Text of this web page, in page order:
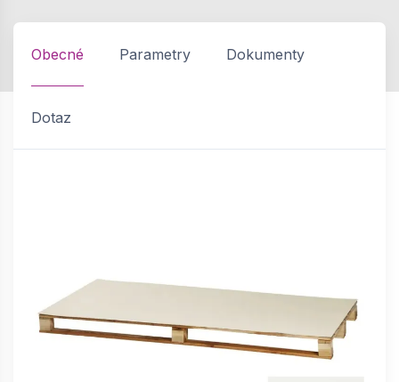
Obecné Parametry Dokumenty
Dotaz